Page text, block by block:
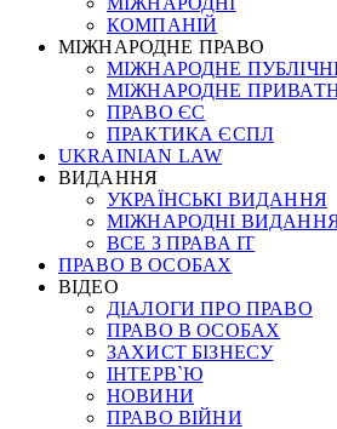
КОМПАНІЙ
МІЖНАРОДНЕ ПРАВО
МІЖНАРОДНЕ
МІЖНАРОДНЕ
ПРАВО ЄС
ПРАКТИКА ЄСПЛ
UKRAINIAN LAW
ВИДАННЯ
УКРАЇНСЬКІ ВИДАННЯ
МІЖНАРОДНІ
ВСЕ З ПРАВА ІТ
ПРАВО В ОСОБАХ
ВІДЕО
ДІАЛОГИ ПРО ПРАВО
ПРАВО В ОСОБАХ
ЗАХИСТ БІЗНЕСУ
ІНТЕРВ`Ю
НОВИНИ
ПРАВО ВІЙНИ